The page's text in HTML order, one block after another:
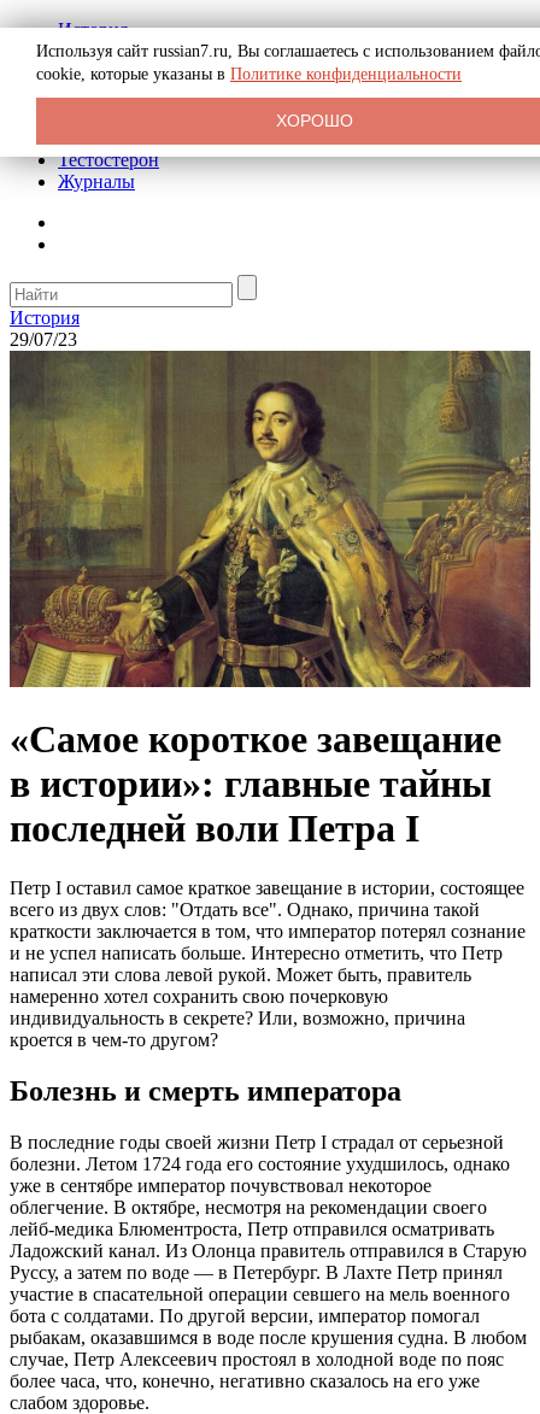
История
Биография
Криминал
Реклама на сайте
Тестостерон
Журналы
История
29/07/23
«Самое короткое завещание
в истории»: главные тайны
последней воли Петра I
Петр I оставил самое краткое завещание в истории, состоящее
всего из двух слов: "Отдать все". Однако, причина такой
краткости заключается в том, что император потерял сознание
и не успел написать больше. Интересно отметить, что Петр
написал эти слова левой рукой. Может быть, правитель
намеренно хотел сохранить свою почерковую
индивидуальность в секрете? Или, возможно, причина
кроется в чем-то другом?
Болезнь и смерть императора
В последние годы своей жизни Петр I страдал от серьезной
болезни. Летом 1724 года его состояние ухудшилось, однако
уже в сентябре император почувствовал некоторое
облегчение. В октябре, несмотря на рекомендации своего
лейб-медика Блюментроста, Петр отправился осматривать
Ладожский канал. Из Олонца правитель отправился в Старую
Руссу, а затем по воде — в Петербург. В Лахте Петр принял
участие в спасательной операции севшего на мель военного
бота с солдатами. По другой версии, император помогал
рыбакам, оказавшимся в воде после крушения судна. В любом
случае, Петр Алексеевич простоял в холодной воде по пояс
более часа, что, конечно, негативно сказалось на его уже
слабом здоровье.
Используя сайт russian7.ru, Вы соглашаетесь с использованием
cookie, которые указаны в Политике конфиденциальности
ХОРОШО